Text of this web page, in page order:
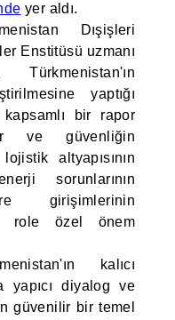
yer aldı.
Dışişleri
Enstitüsü uzmanı
Türkmenistan'ın
yaptığı
kapsamlı bir rapor
ve güvenliğin
altyapısının
sorunlarının
girişimlerinin
role özel önem
kalıcı
yapıcı diyalog ve
güvenilir bir temel